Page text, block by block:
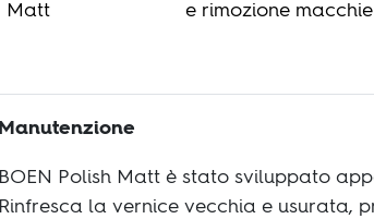
Matt
e rimozione macchie
Manutenzione
BOEN Polish Matt è stato sviluppato
Rinfresca la vernice vecchia e usurata,